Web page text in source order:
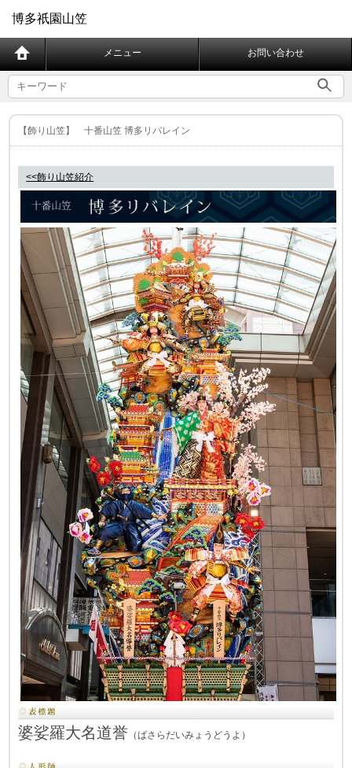
博多祇園山笠
メニュー お問い合わせ
【飾り山笠】 十番山笠 博多リバレイン
<<飾り山笠紹介
婆娑羅大名道誉 （ばさらだいみょうどうよ）